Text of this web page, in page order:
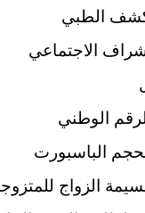
الطبي
الاجتماعي
الوطني
الباسبورت
الزواج